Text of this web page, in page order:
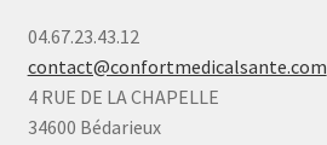
04.67.23.43.12
contact@confortmedicalsante.com
4 RUE DE LA CHAPELLE
34600 Bédarieux